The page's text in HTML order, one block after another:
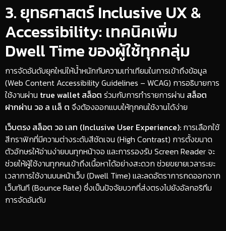
​3. ยุทธศาสตร์ Inclusive UX &
Accessibility: เทคนิคเพิ่ม
Dwell Time ของผู้ใช้ทุกกลุ่ม
​การจัดอันดับยุคใหม่ให้น้ำหนักกับความเท่าเทียมในการเข้าถึงข้อมูล
(Web Content Accessibility Guidelines – WCAG) การอธิบายการ
ใช้งานผ่าน true wallet สล็อต ร่วมกับการทำรายการผ่าน สล็อต
ฝากผ่าน วอ ล เเล็ ต จึงต้องออกแบบให้ทุกคนใช้งานได้ง่าย
เว็บตรง สล็อต วอ เลท (Inclusive User Experience): การเลือกใช้
สีกราฟิกที่มีความต่างระดับสีชัดเจน (High Contrast) การตั้งขนาด
ตัวอักษรให้อ่านง่ายบนทุกหน้าจอ และการรองรับ Screen Reader จะ
ช่วยให้ผู้ใช้งานทุกคนเข้าถึงเนื้อหาได้อย่างสะดวก ช่วยขยายเวลาระยะ
เวลาการใช้งานบนหน้าเว็บ (Dwell Time) และลดอัตราการกดออกจาก
เว็บทันที (Bounce Rate) ซึ่งเป็นปัจจัยบวกที่ส่งตรงไปยังอัลกอริทึม
การจัดอันดับ